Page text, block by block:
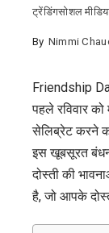
ट्रेंडिंगसोशल
By Nimmi
Friendship
पहले रविवार को
सेलिब्रेट करने
इस खूबसूरत बंधन
दोस्ती की
है, जो आपके